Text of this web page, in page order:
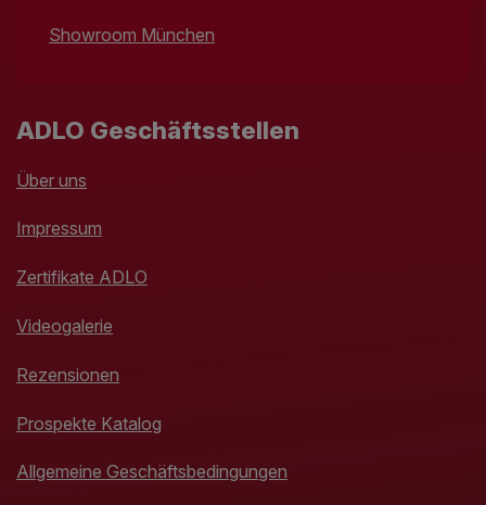
Showroom München
ADLO Geschäftsstellen
Über uns
Impressum
Zertifikate ADLO
Videogalerie
Rezensionen
Prospekte Katalog
Allgemeine Geschäftsbedingungen